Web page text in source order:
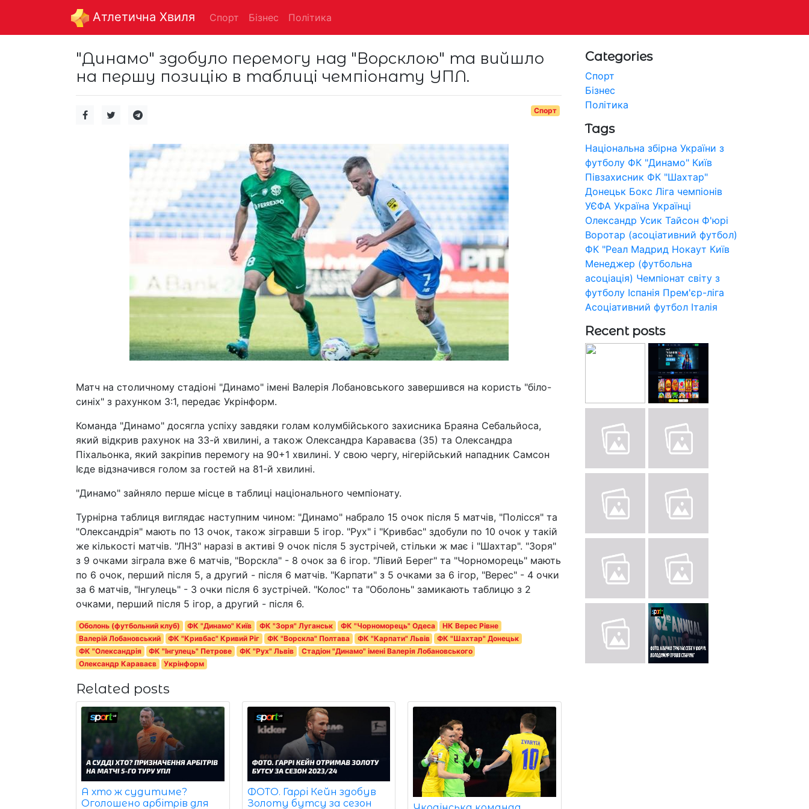
Aтлетична Хвиля Спорт Бізнес Політика
"Динамо" здобуло перемогу над "Ворсклою" та вийшло
на першу позицію в таблиці чемпіонату УПЛ.
Спорт
Матч на столичному стадіоні "Динамо" імені Валерія Лобановського завершився на користь "біло-
синіх" з рахунком 3:1, передає Укрінформ.
Команда "Динамо" досягла успіху завдяки голам колумбійського захисника Браяна Себальйоса,
який відкрив рахунок на 33-й хвилині, а також Олександра Караваєва (35) та Олександра
Піхальонка, який закріпив перемогу на 90+1 хвилині. У свою чергу, нігерійський нападник Самсон
Ієде відзначився голом за гостей на 81-й хвилині.
"Динамо" зайняло перше місце в таблиці національного чемпіонату.
Турнірна таблиця виглядає наступним чином: "Динамо" набрало 15 очок після 5 матчів, "Полісся" та
"Олександрія" мають по 13 очок, також зігравши 5 ігор. "Рух" і "Кривбас" здобули по 10 очок у такій
же кількості матчів. "ЛНЗ" наразі в активі 9 очок після 5 зустрічей, стільки ж має і "Шахтар". "Зоря"
з 9 очками зіграла вже 6 матчів, "Ворскла" - 8 очок за 6 ігор. "Лівий Берег" та "Чорноморець" мають
по 6 очок, перший після 5, а другий - після 6 матчів. "Карпати" з 5 очками за 6 ігор, "Верес" - 4 очки
за 6 матчів, "Інгулець" - 3 очки після 6 зустрічей. "Колос" та "Оболонь" замикають таблицю з 2
очками, перший після 5 ігор, а другий - після 6.
Оболонь (футбольний клуб) ФК "Динамо" Київ ФК "Зоря" Луганськ ФК "Чорноморець" Одеса
НК Верес Рівне
Валерій Лобановський
ФК "Кривбас" Кривий Ріг ФК "Ворскла" Полтава ФК "Карпати" Львів
ФК "Шахтар" Донецьк
ФК "Олександрія
ФК "Інгулець" Петрове ФК "Рух" Львів
Стадіон "Динамо" імені Валерія Лобановського
Олександр Караваєв
Укрінформ
Related posts
А хто ж судитиме?
Оголошено арбітрів для
ФОТО. Гаррі Кейн здобув
Золоту бутсу за сезон
Categories
Спорт
Бізнес
Політика
Tags
Національна збірна України з
футболу ФК "Динамо" Київ
Півзахисник ФК "Шахтар"
Донецьк Бокс Ліга чемпіонів
УЄФА Україна Українці
Олександр Усик Тайсон Ф'юрі
Воротар (асоціативний футбол)
ФК "Реал Мадрид Нокаут Київ
Менеджер (футбольна
асоціація) Чемпіонат світу з
футболу Іспанія Прем'єр-ліга
Асоціативний футбол Італія
Recent posts